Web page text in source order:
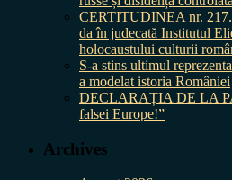
CERTITUDINEA nr. 217.
da în judecată Institutul
holocaustului culturii
S-a stins ultimul
a modelat istoria României
DECLARAȚIA DE LA
falsei Europe!”
Archives